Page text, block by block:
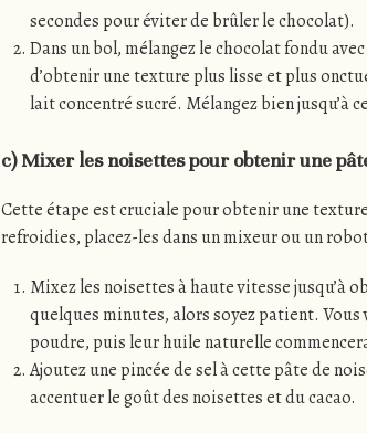
secondes pour éviter de brûler le chocolat).
Dans un bol, mélangez le chocolat fondu
d’obtenir une texture plus lisse et plus
lait concentré sucré. Mélangez bien jusqu’à
c) Mixer les noisettes pour obtenir une
Cette étape est cruciale pour obtenir une
refroidies, placez-les dans un mixeur ou un
Mixez les noisettes à haute vitesse jusqu’à
quelques minutes, alors soyez patient.
poudre, puis leur huile naturelle
Ajoutez une pincée de sel à cette pâte de
accentuer le goût des noisettes et du cacao.